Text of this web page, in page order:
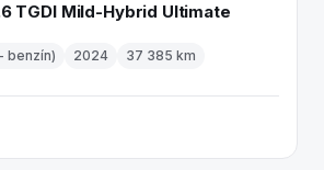
TGDI Mild-Hybrid Ultimate
benzín) 2024
37 385 km